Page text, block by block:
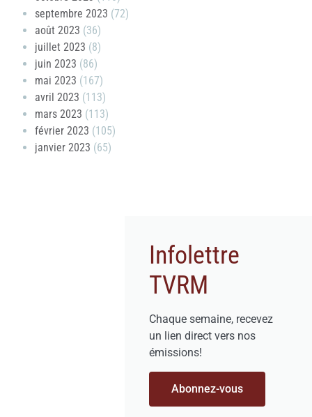
septembre 2023 (72)
août 2023 (36)
juillet 2023 (8)
juin 2023 (86)
mai 2023 (167)
avril 2023 (113)
mars 2023 (113)
février 2023 (105)
janvier 2023 (65)
Infolettre
TVRM
Chaque semaine, recevez
un lien direct vers nos
émissions!
Abonnez-vous